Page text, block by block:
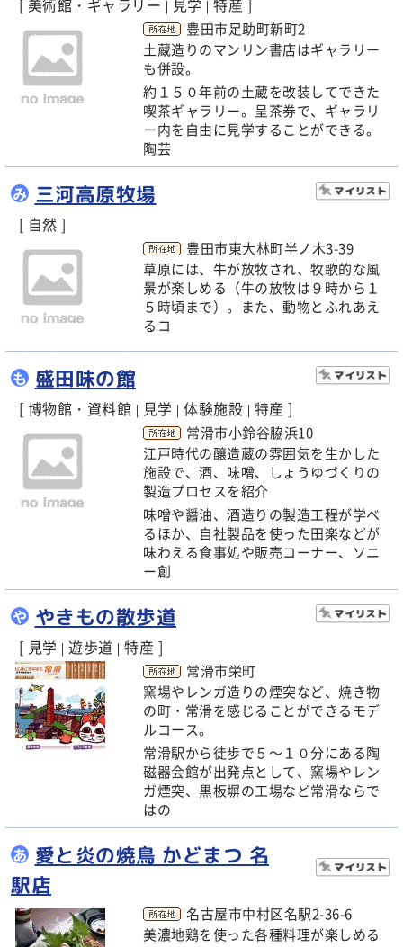
[ 美術館・ギャラリー | 見学 | 特産 ]
豊田市足助町新町2
土蔵造りのマンリン書店はギャラリー
も併設。
約１５０年前の土蔵を改装してできた
喫茶ギャラリー。呈茶券で、ギャラリ
ー内を自由に見学することができる。
陶芸
み 三河高原牧場
[ 自然 ]
豊田市東大林町半ノ木3-39
草原には、牛が放牧され、牧歌的な風
景が楽しめる（牛の放牧は９時から１
５時頃まで）。また、動物とふれあえ
るコ
も 盛田味の館
[ 博物館・資料館 | 見学 | 体験施設 | 特産 ]
常滑市小鈴谷脇浜10
江戸時代の醸造蔵の雰囲気を生かした
施設で、酒、味噌、しょうゆづくりの
製造プロセスを紹介
味噌や醤油、酒造りの製造工程が学べ
るほか、自社製品を使った田楽などが
味わえる食事処や販売コーナー、ソニ
ー創
や やきもの散歩道
[ 見学 | 遊歩道 | 特産 ]
常滑市栄町
窯場やレンガ造りの煙突など、焼き物
の町・常滑を感じることができるモデ
ルコース。
常滑駅から徒歩で５～１０分にある陶
磁器会館が出発点として、窯場やレン
ガ煙突、黒板塀の工場など常滑ならで
はの
あ 愛と炎の焼鳥 かどまつ 名
駅店
名古屋市中村区名駅2-36-6
美濃地鶏を使った各種料理が楽しめる